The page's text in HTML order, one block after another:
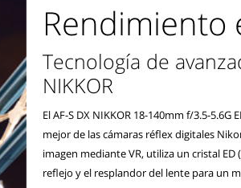
Rendimiento
Tecnología de
NIKKOR
El AF-S DX NIKKOR 18-140mm f/3.5-
mejor de las cámaras réflex digitales
imagen mediante VR, utiliza un cristal
reflejo y el resplandor del lente para un